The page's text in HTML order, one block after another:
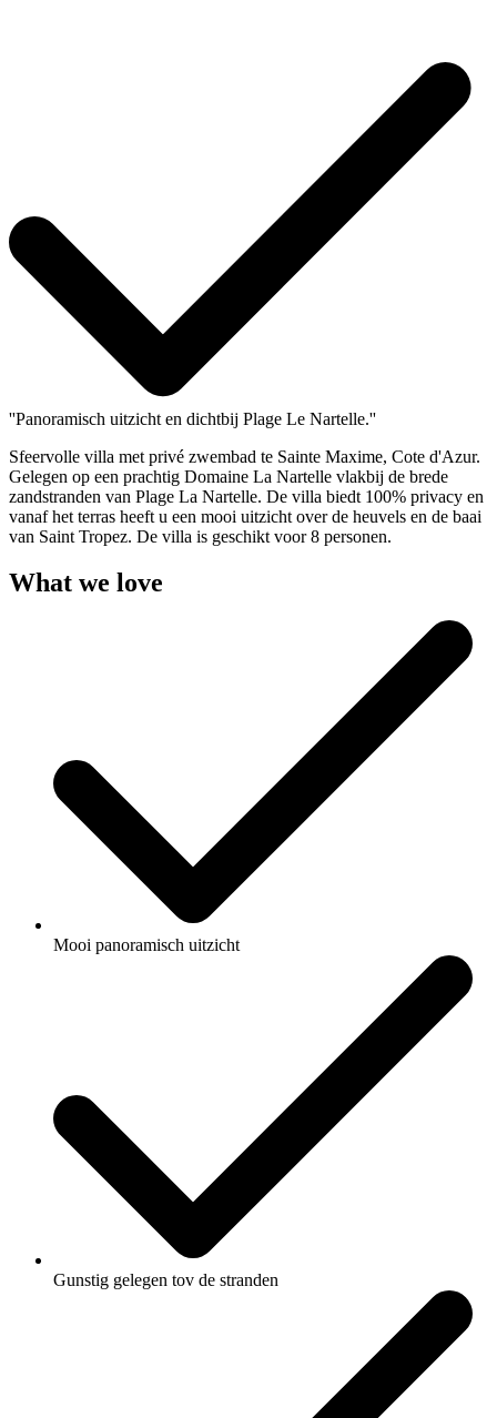
''Panoramisch uitzicht en dichtbij Plage Le Nartelle.''
Sfeervolle villa met privé zwembad te Sainte Maxime, Cote d'Azur.
Gelegen op een prachtig Domaine La Nartelle vlakbij de brede
zandstranden van Plage La Nartelle. De villa biedt 100% privacy en
vanaf het terras heeft u een mooi uitzicht over de heuvels en de baai
van Saint Tropez. De villa is geschikt voor 8 personen.
What we love
Mooi panoramisch uitzicht
Gunstig gelegen tov de stranden